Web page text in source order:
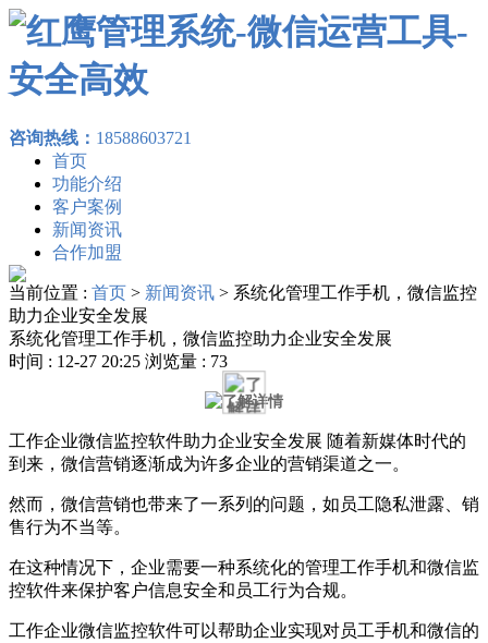
咨询热线： 18588603721
首页
功能介绍
客户案例
新闻资讯
合作加盟
当前位置 : 首页 > 新闻资讯 > 系统化管理工作手机，微信监控
助力企业安全发展
系统化管理工作手机，微信监控助力企业安全发展
时间 : 12-27 20:25 浏览量 : 73
工作企业微信监控软件助力企业安全发展 随着新媒体时代的
到来，微信营销逐渐成为许多企业的营销渠道之一。
然而，微信营销也带来了一系列的问题，如员工隐私泄露、销
售行为不当等。
在这种情况下，企业需要一种系统化的管理工作手机和微信监
控软件来保护客户信息安全和员工行为合规。
工作企业微信监控软件可以帮助企业实现对员工手机和微信的